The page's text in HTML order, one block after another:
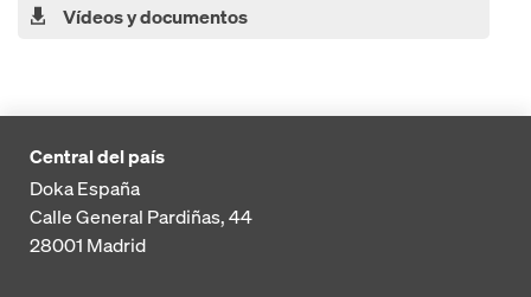
Vídeos y documentos
Central del país
Doka España
Calle General Pardiñas, 44
28001 Madrid